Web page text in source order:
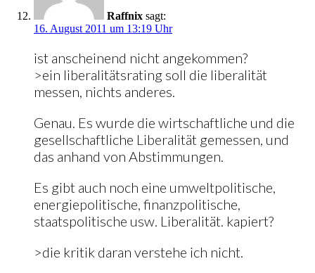
Raffnix sagt:
16. August 2011 um 13:19 Uhr
ist anscheinend nicht angekommen?
>ein liberalitätsrating soll die liberalität
messen, nichts anderes.
Genau. Es wurde die wirtschaftliche und die
gesellschaftliche Liberalität gemessen, und
das anhand von Abstimmungen.
Es gibt auch noch eine umweltpolitische,
energiepolitische, finanzpolitische,
staatspolitische usw. Liberalität. kapiert?
>die kritik daran verstehe ich nicht.